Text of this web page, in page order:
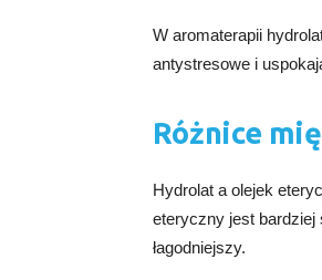
W aromaterapii
antystresowe i
Różnice
Hydrolat a olejek
eteryczny jest bardziej
łagodniejszy.